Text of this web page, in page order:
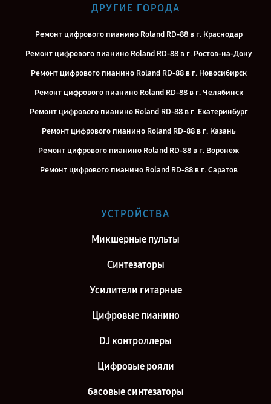
ДРУГИЕ ГОРОДА
Ремонт цифрового пианино Roland RD-88 в г. Краснодар
Ремонт цифрового пианино Roland RD-88 в г. Ростов-на-Дону
Ремонт цифрового пианино Roland RD-88 в г. Новосибирск
Ремонт цифрового пианино Roland RD-88 в г. Челябинск
Ремонт цифрового пианино Roland RD-88 в г. Екатеринбург
Ремонт цифрового пианино Roland RD-88 в г. Казань
Ремонт цифрового пианино Roland RD-88 в г. Воронеж
Ремонт цифрового пианино Roland RD-88 в г. Саратов
Ремонт цифрового пианино Roland RD-88 в г. Киров
Ремонт цифрового пианино Roland RD-88 в г. Санкт-Петербург
УСТРОЙСТВА
Микшерные пульты
Синтезаторы
Усилители гитарные
Цифровые пианино
DJ контроллеры
Цифровые рояли
басовые синтезаторы